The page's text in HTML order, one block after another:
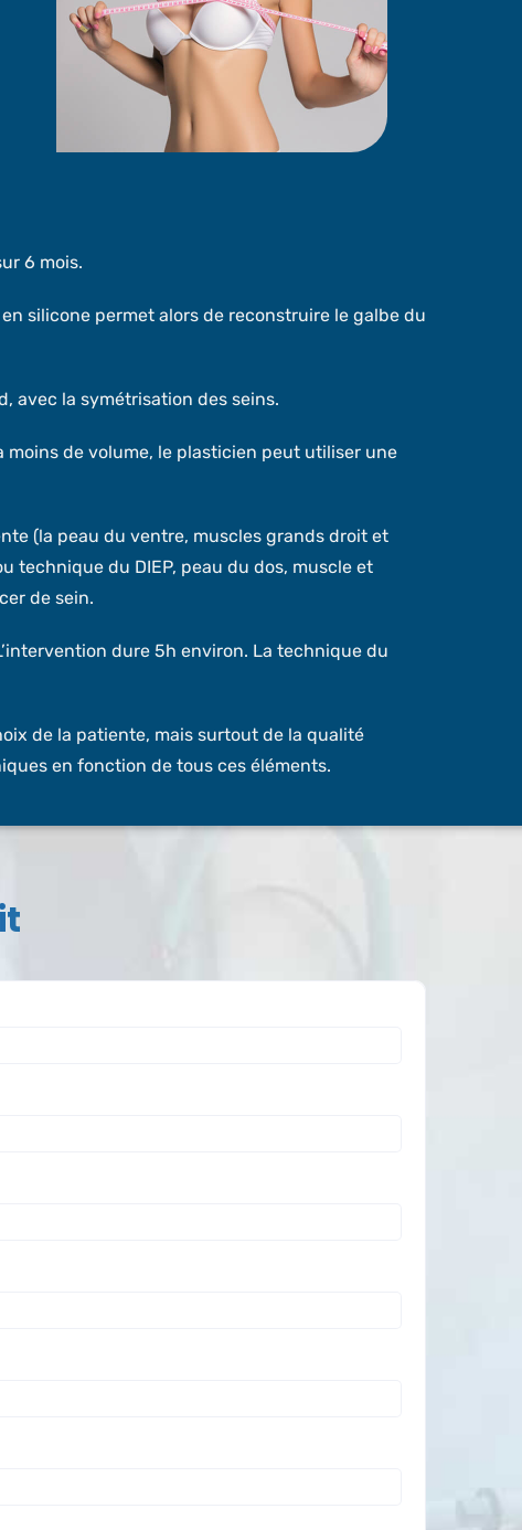
6 mois.
silicone permet alors de reconstruire le galbe du
avec la symétrisation des seins.
moins de volume, le plasticien peut utiliser une
(la peau du ventre, muscles grands droit et
technique du DIEP, peau du dos, muscle et
de sein.
dure 5h environ. La technique du
de la patiente, mais surtout de la qualité
en fonction de tous ces éléments.